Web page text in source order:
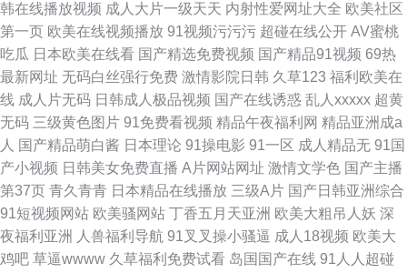
韩在线播放视频 成人大片一级天天 内射性爱网址大全 欧美社区
第一页 欧美在线视频播放 91视频污污污 超碰在线公开 AV蜜桃
吃瓜 日本欧美在线看 国产精选免费视频 国产精品91视频 69热
最新网址 无码白丝强行免费 激情影院日韩 久草123 福利欧美在
线 成人片无码 日韩成人极品视频 国产在线诱惑 乱人xxxxx 超黄
无码 三级黄色图片 91免费看视频 精品午夜福利网 精品亚洲成a
人 国产精品萌白酱 日本理论 91操电影 91一区 成人精品无 91国
产小视频 日韩美女免费直播 A片网站网址 激情文学色 国产主播
第37页 青久青青 日本精品在线播放 三级A片 国产日韩亚洲综合
91短视频网站 欧美骚网站 丁香五月天亚洲 欧美大粗吊人妖 深
夜福利亚洲
人兽福利导航 91叉叉操小骚逼 成人18视频 欧美大
鸡吧 草逼wwww 久草福利免费试看 岛国国产在线 91人人超碰